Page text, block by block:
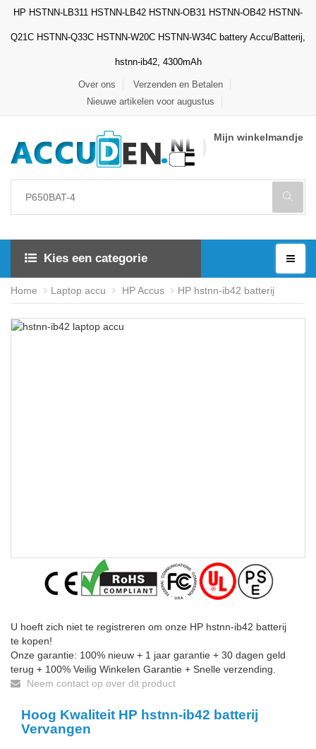
HP HSTNN-LB311 HSTNN-LB42 HSTNN-OB31 HSTNN-OB42 HSTNN-
Q21C HSTNN-Q33C HSTNN-W20C HSTNN-W34C battery Accu/Batterij,
hstnn-ib42, 4300mAh
Over ons
Verzenden en Betalen
Nieuwe artikelen voor augustus
Mijn winkelmandje
Kies een categorie
Home Laptop accu HP Accus HP hstnn-ib42 batterij
U hoeft zich niet te registreren om onze HP hstnn-ib42 batterij
te kopen!
Onze garantie: 100% nieuw + 1 jaar garantie + 30 dagen geld
terug + 100% Veilig Winkelen Garantie + Snelle verzending.
Neem contact op over dit product
Hoog Kwaliteit HP hstnn-ib42 batterij
Vervangen